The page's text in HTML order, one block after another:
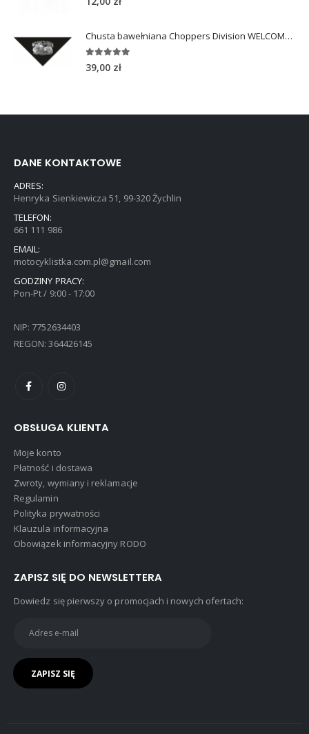
Chusta bawełniana Choppers Division WELCOME TO HEAVEN
5.00out of 5
39,00 zł
DANE KONTAKTOWE
ADRES:
Henryka Sienkiewicza 51, 99-320 Żychlin
TELEFON:
661 111 986
EMAIL:
motocyklistka.com.pl@gmail.com
GODZINY PRACY:
Pon-Pt / 9:00 - 17:00
NIP: 7752634403
REGON: 364426145
OBSŁUGA KLIENTA
Moje konto
Płatność i dostawa
Zwroty, wymiany i reklamacje
Regulamin
Polityka prywatności
Klauzula informacyjna
Obowiązek informacyjny RODO
ZAPISZ SIĘ DO NEWSLETTERA
Dowiedz się pierwszy o promocjach i nowych ofertach: